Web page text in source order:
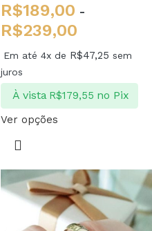
R$189,00 -
R$239,00
Em até 4x de R$47,25 sem
juros
À vista R$179,55 no Pix
Ver opções